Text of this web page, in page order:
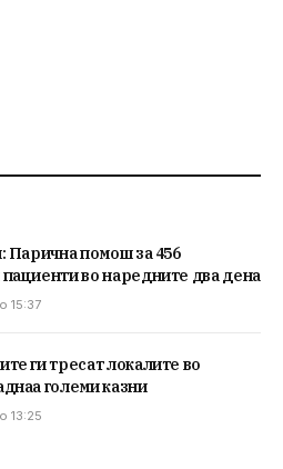
Парична помош за 456
во наредните два дена
15:37
ги тресат локалите во
големи казни
13:25